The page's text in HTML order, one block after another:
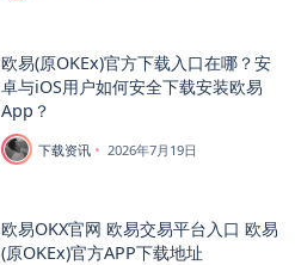
欧易(原OKEx)官方下载入口在哪？安
卓与iOS用户如何安全下载安装欧易
App？
下载资讯 2026年7月19日
欧易OKX官网 欧易交易平台入口 欧易
(原OKEx)官方APP下载地址